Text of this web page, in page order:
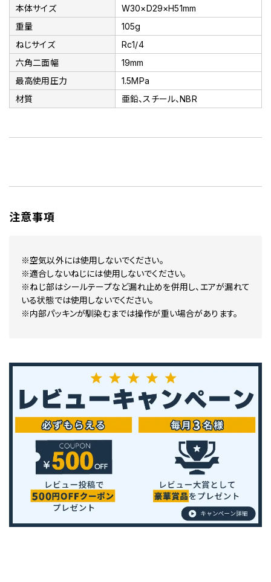
本体サイズ
W30×D29×H51mm
重量
105g
ねじサイズ
Rc1/4
六角二面幅
19mm
最高使用圧力
1.5MPa
材質
亜鉛、スチール、NBR
注意事項
※空気以外には使用しないでください。
※適合しないねじには使用しないでください。
※ねじ部はシールテープなど漏れ止めを併用し、エアが漏れて
いる状態では使用しないでください。
※内部パッキンが馴染むまでは操作が重い場合があります。